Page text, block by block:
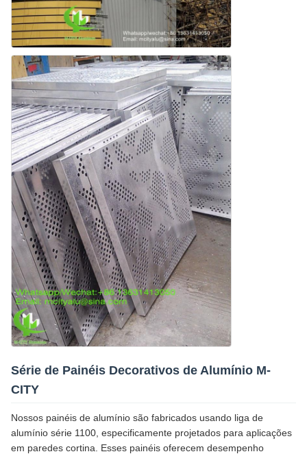
Série de Painéis Decorativos de Alumínio M-
CITY
Nossos painéis de alumínio são fabricados usando liga de
alumínio série 1100, especificamente projetados para aplicações
em paredes cortina. Esses painéis oferecem desempenho